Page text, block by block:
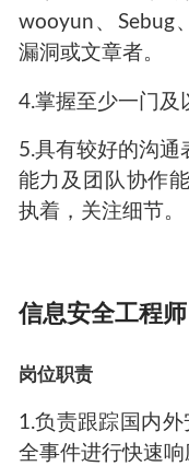
wooyun、Sebug
漏洞或文章者。
4.掌握至少一门及
5.具有较好的沟通
能力及团队协作
执着，关注细节。
信息安全工程
岗位职责
1.负责跟踪国内
全事件进行快速响